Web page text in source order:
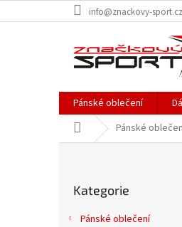
na
info@znackovy-sport.cz
Pánské oblečení
Domů Pánské
kategorie
Kategorie
Pánské oblečení